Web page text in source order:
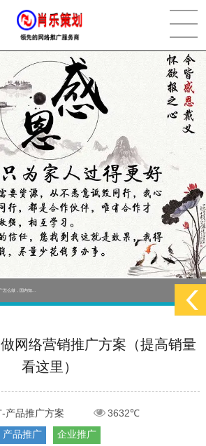
店网络营销技巧... 更多 >
污水处理项目网... 更多 >
怎么做，国内知... 更多 >
店网络营销技巧... 更多 >
污水处理项目网...
网络营销推广方案（提高销量
看这里）
产品推广方案
3632℃
产品推广
企业推广